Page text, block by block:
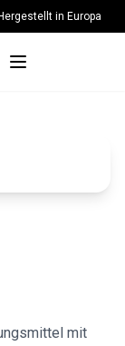
Hergestellt in Europa
mit